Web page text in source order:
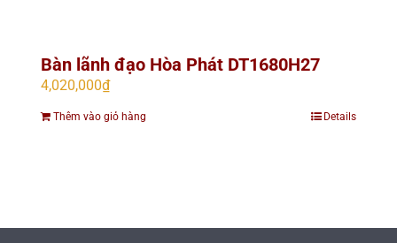
Bàn lãnh đạo Hòa Phát DT1680H27
4,020,000₫
Thêm vào giỏ hàng Details